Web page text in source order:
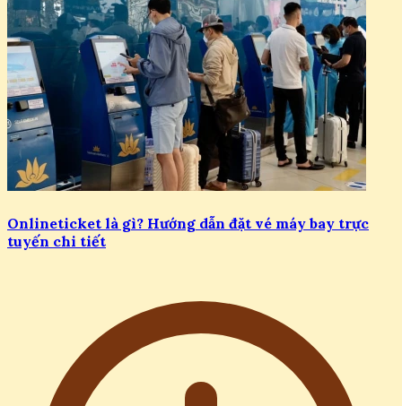
Onlineticket là gì? Hướng dẫn đặt vé máy bay trực
tuyến chi tiết